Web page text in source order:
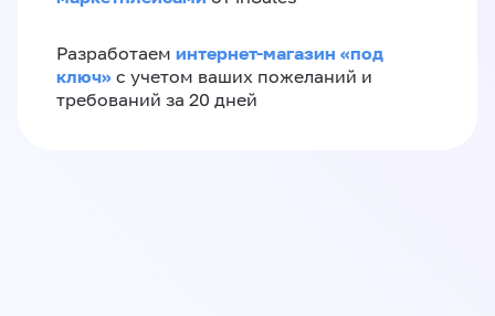
Разработаем интернет-магазин «‎под
ключ»‎ с учетом ваших пожеланий и
требований за 20 дней